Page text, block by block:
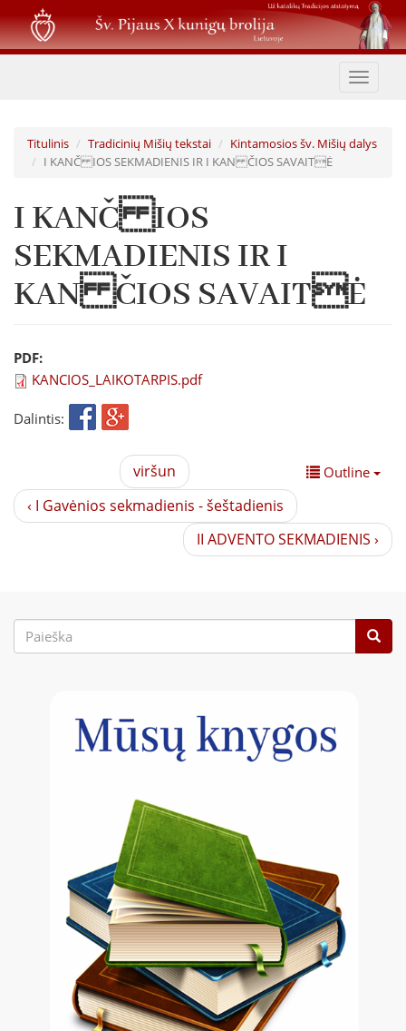
Pereiti
į
pagrindinį
Toggle
Titulinis Tradicinių Mišių tekstai
Kintamosios šv. Mišių dalys
I KANČ IOS SEKMADIENIS IR I KAN ČIOS SAVAITĖ
I KANČ IOS
SEKMADIENIS IR I
KAN ČIOS SAVAITĖ
PDF:
KANCIOS_LAIKOTARPIS.pdf
Dalintis:
Outline
‹ I Gavėnios sekmadienis - šeštadienis
viršun
II ADVENTO SEKMADIENIS ›
Paieškos